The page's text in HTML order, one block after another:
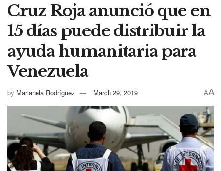
Cruz Roja anunció que en
15 días puede distribuir la
ayuda humanitaria para
Venezuela
by Marianela Rodríguez March 29, 2019 AA